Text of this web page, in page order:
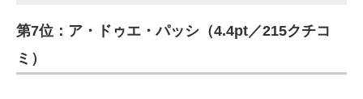
第7位：ア・ドゥエ・パッシ（4.4pt／215クチコ
ミ）